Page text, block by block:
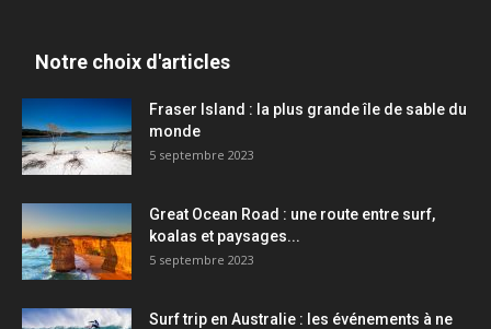
Notre choix d'articles
Fraser Island : la plus grande île de sable du
monde
5 septembre 2023
Great Ocean Road : une route entre surf,
koalas et paysages...
5 septembre 2023
Surf trip en Australie : les événements à ne